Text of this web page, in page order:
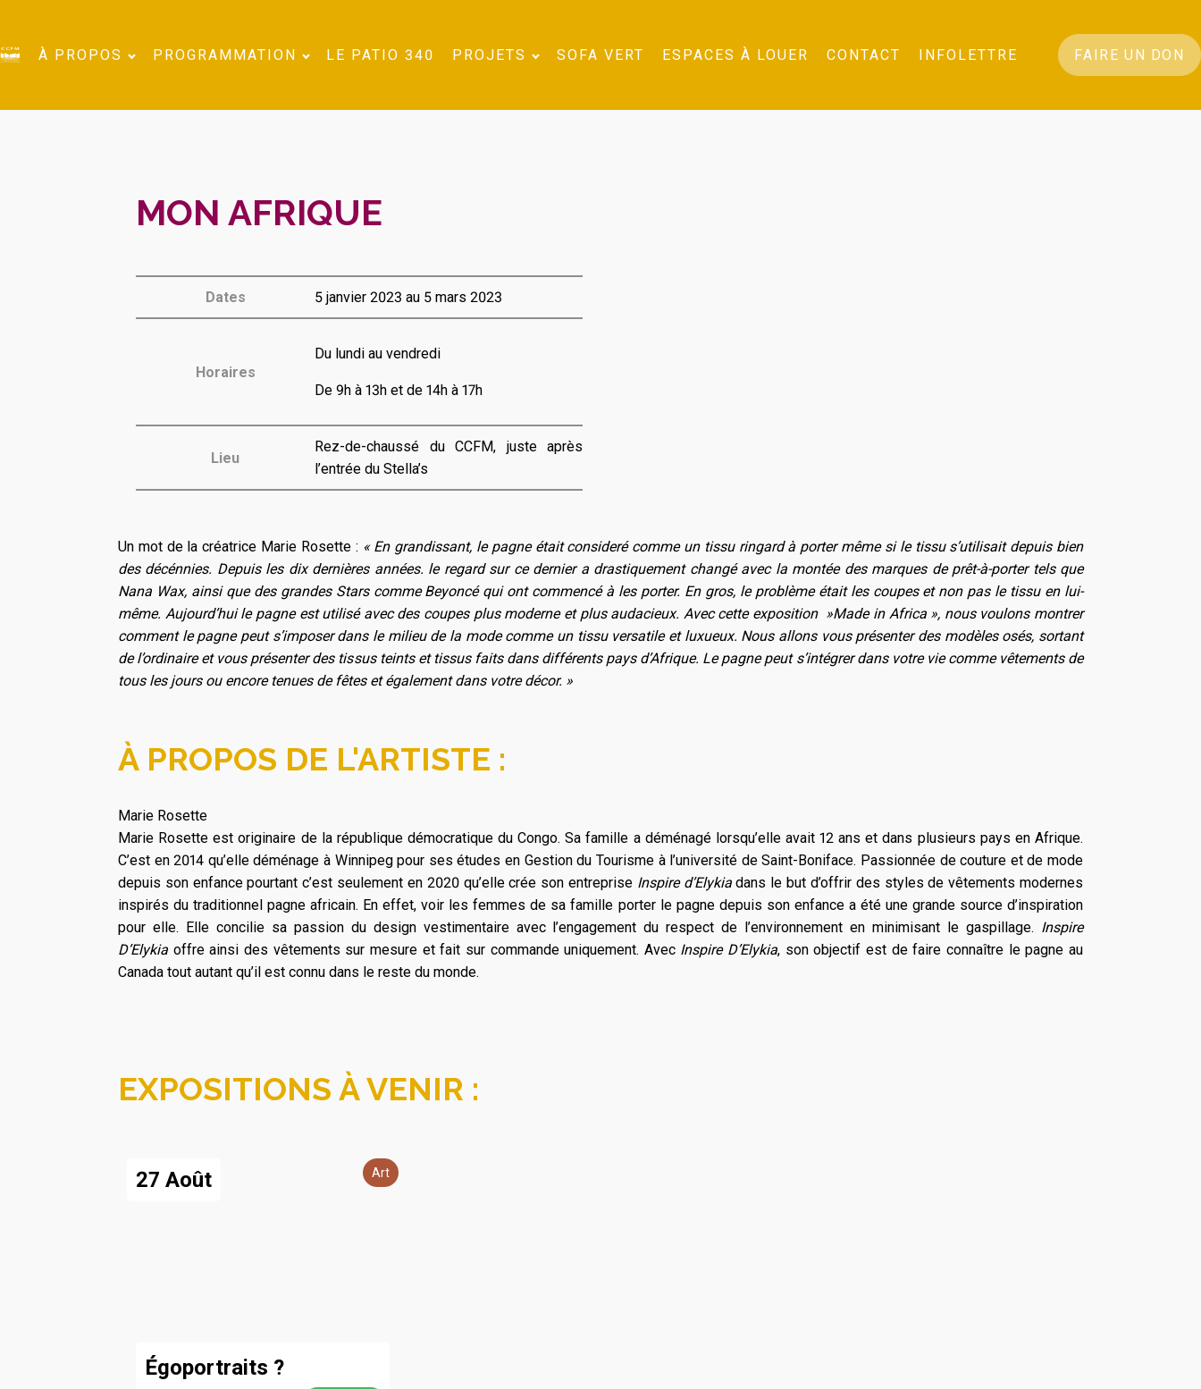
À PROPOS PROGRAMMATION LE PATIO 340 PROJETS SOFA VERT ESPACES À LOUER CONTACT INFOLETTRE FAIRE UN DON
MON AFRIQUE
Dates 5 janvier 2023 au 5 mars 2023
Horaires
Du lundi au vendredi
De 9h à 13h et de 14h à 17h
Lieu
Rez-de-chaussé du CCFM, juste après
l’entrée du Stella’s
Un mot de la créatrice Marie Rosette : « En grandissant, le pagne était consideré comme un tissu ringard à porter même si le tissu s’utilisait depuis bien
des décénnies. Depuis les dix dernières années. le regard sur ce dernier a drastiquement changé avec la montée des marques de prêt-à-porter tels que
Nana Wax, ainsi que des grandes Stars comme Beyoncé qui ont commencé à les porter. En gros, le problème était les coupes et non pas le tissu en lui-
même. Aujourd’hui le pagne est utilisé avec des coupes plus moderne et plus audacieux. Avec cette exposition »Made in Africa », nous voulons montrer
comment le pagne peut s’imposer dans le milieu de la mode comme un tissu versatile et luxueux. Nous allons vous présenter des modèles osés, sortant
de l’ordinaire et vous présenter des tissus teints et tissus faits dans différents pays d’Afrique. Le pagne peut s’intégrer dans votre vie comme vêtements de
tous les jours ou encore tenues de fêtes et également dans votre décor. »
À PROPOS DE L'ARTISTE :
Marie Rosette
Marie Rosette est originaire de la république démocratique du Congo. Sa famille a déménagé lorsqu’elle avait 12 ans et dans plusieurs pays en Afrique.
C’est en 2014 qu’elle déménage à Winnipeg pour ses études en Gestion du Tourisme à l’université de Saint-Boniface. Passionnée de couture et de mode
depuis son enfance pourtant c’est seulement en 2020 qu’elle crée son entreprise Inspire d’Elykiadans le but d’offrir des styles de vêtements modernes
inspirés du traditionnel pagne africain. En effet, voir les femmes de sa famille porter le pagne depuis son enfance a été une grande source d’inspiration
pour elle. Elle concilie sa passion du design vestimentaire avec l’engagement du respect de l’environnement en minimisant le gaspillage. Inspire
D’Elykia offre ainsi des vêtements sur mesure et fait sur commande uniquement. Avec Inspire D’Elykia, son objectif est de faire connaître le pagne au
Canada tout autant qu’il est connu dans le reste du monde.
EXPOSITIONS À VENIR :
27 Août Art
Égoportraits ?